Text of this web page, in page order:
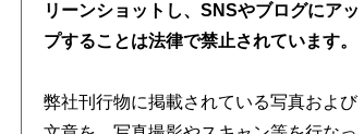
リーンショットし、SNSやブログにアッ
プすることは法律で禁止されています。
弊社刊行物に掲載されている写真および